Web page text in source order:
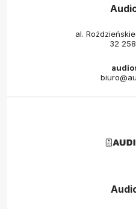
al.
32